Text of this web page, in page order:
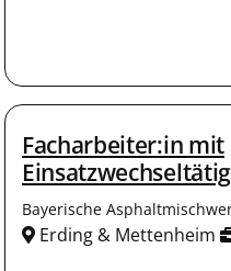
Facharbeiter:in mit
Bayerische
Erding & Mettenheim